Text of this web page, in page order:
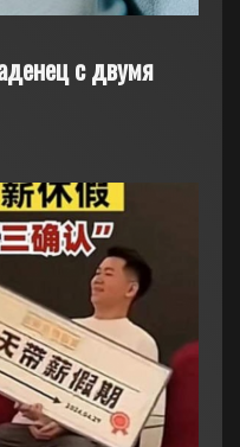
с двумя